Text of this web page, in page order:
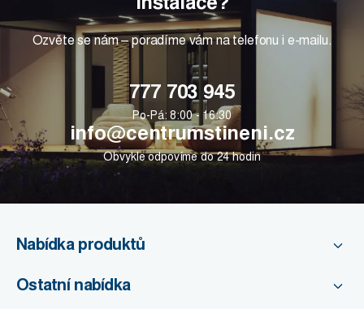
Ozvěte se nám – poradíme vám na telefonu i e-mailu.
777 703 945
Po-Pá: 8:00 - 16:30
info@centrumstineni.cz
Obvykle odpovíme do 24 hodin
Nabídka produktů
Ostatní nabídka